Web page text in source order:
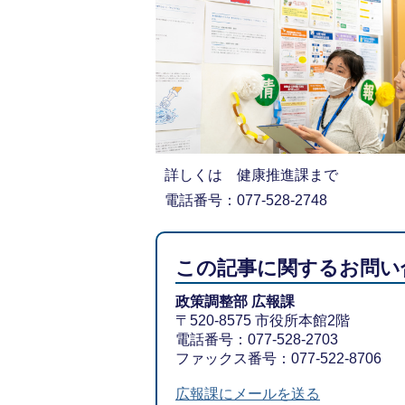
詳しくは 健康推進課まで
電話番号：077-528-2748
この記事に関するお問
政策調整部 広報課
〒520-8575 市役所本館2階
電話番号：077-528-2703
ファックス番号：077-522-8706
広報課にメールを送る